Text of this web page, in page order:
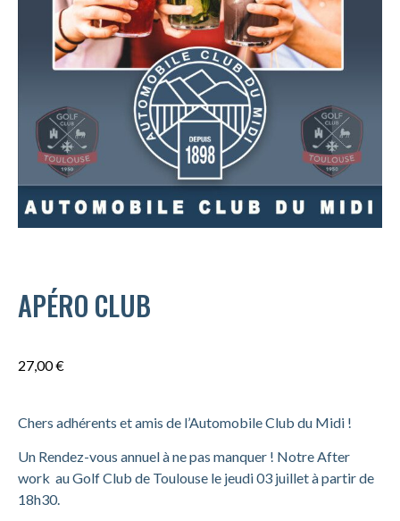
APÉRO CLUB
27,00€
Chers adhérents et amis de l’Automobile Club du Midi !
Un Rendez-vous annuel à ne pas manquer ! Notre After
work au Golf Club de Toulouse le jeudi 03 juillet à partir de
18h30.